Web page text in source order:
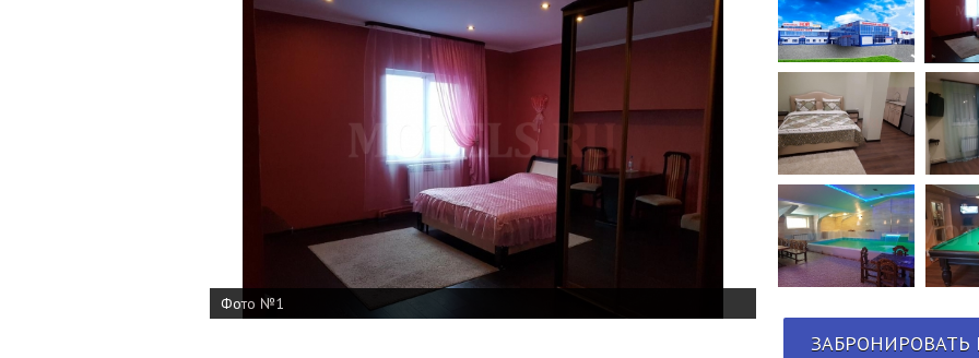
Фото №1
ЗАБРОНИРОВАТЬ